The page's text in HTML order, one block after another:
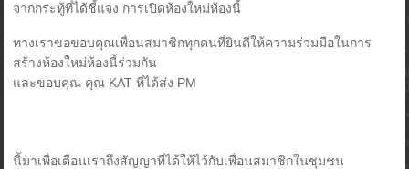
จากกระทู้ที่ได้ชี้แจง การเปิดห้องใหม่ห้องนี้
ทางเราขอขอบคุณเพื่อนสมาชิกทุกคนที่ยินดีให้ความร่วมมือในการ
สร้างห้องใหม่ห้องนี้ร่วมกัน
และขอบคุณ คุณ KAT ที่ได้ส่ง PM
นี้มาเพื่อเตือนเราถึงสัญญาที่ได้ให้ไว้กับเพื่อนสมาชิกในชุมชน